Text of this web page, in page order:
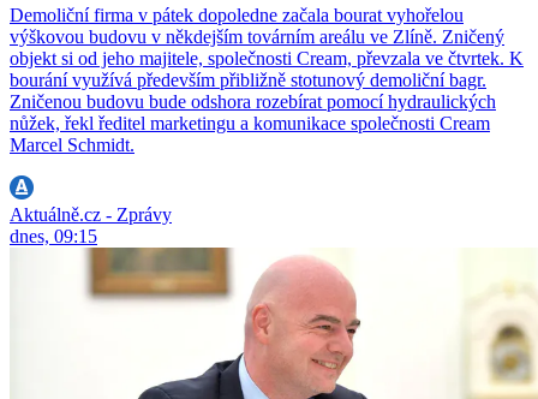
Demoliční firma v pátek dopoledne začala bourat vyhořelou
výškovou budovu v někdejším továrním areálu ve Zlíně. Zničený
objekt si od jeho majitele, společnosti Cream, převzala ve čtvrtek. K
bourání využívá především přibližně stotunový demoliční bagr.
Zničenou budovu bude odshora rozebírat pomocí hydraulických
nůžek, řekl ředitel marketingu a komunikace společnosti Cream
Marcel Schmidt.
Aktuálně.cz - Zprávy
dnes, 09:15